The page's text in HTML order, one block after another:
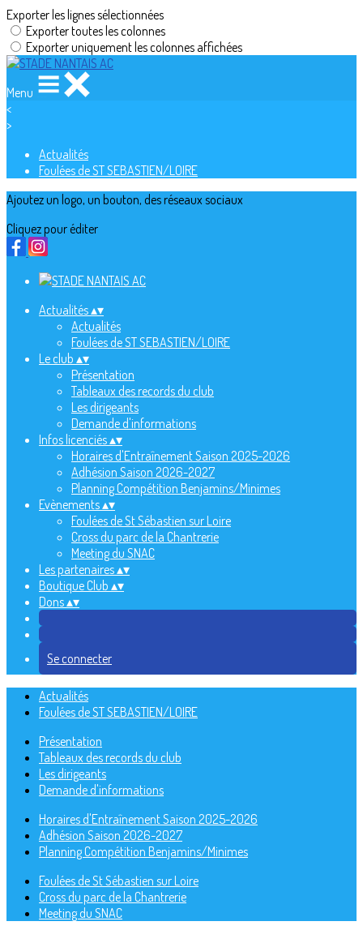
Exporter les lignes sélectionnées
Exporter toutes les colonnes
Exporter uniquement les colonnes affichées
Menu
<
>
Actualités
Foulées de ST SEBASTIEN/LOIRE
Ajoutez un logo, un bouton, des réseaux sociaux
Cliquez pour éditer
Actualités▴▾
Actualités
Foulées de ST SEBASTIEN/LOIRE
Le club ▴▾
Présentation
Tableaux des records du club
Les dirigeants
Demande d'informations
Infos licenciés▴▾
Horaires d'Entraînement Saison 2025-2026
Adhésion Saison 2026-2027
Planning Compétition Benjamins/Minimes
Evènements▴▾
Foulées de St Sébastien sur Loire
Cross du parc de la Chantrerie
Meeting du SNAC
Les partenaires▴▾
Boutique Club ▴▾
Dons▴▾
Se connecter
Actualités
Foulées de ST SEBASTIEN/LOIRE
Présentation
Tableaux des records du club
Les dirigeants
Demande d'informations
Horaires d'Entraînement Saison 2025-2026
Adhésion Saison 2026-2027
Planning Compétition Benjamins/Minimes
Foulées de St Sébastien sur Loire
Cross du parc de la Chantrerie
Meeting du SNAC